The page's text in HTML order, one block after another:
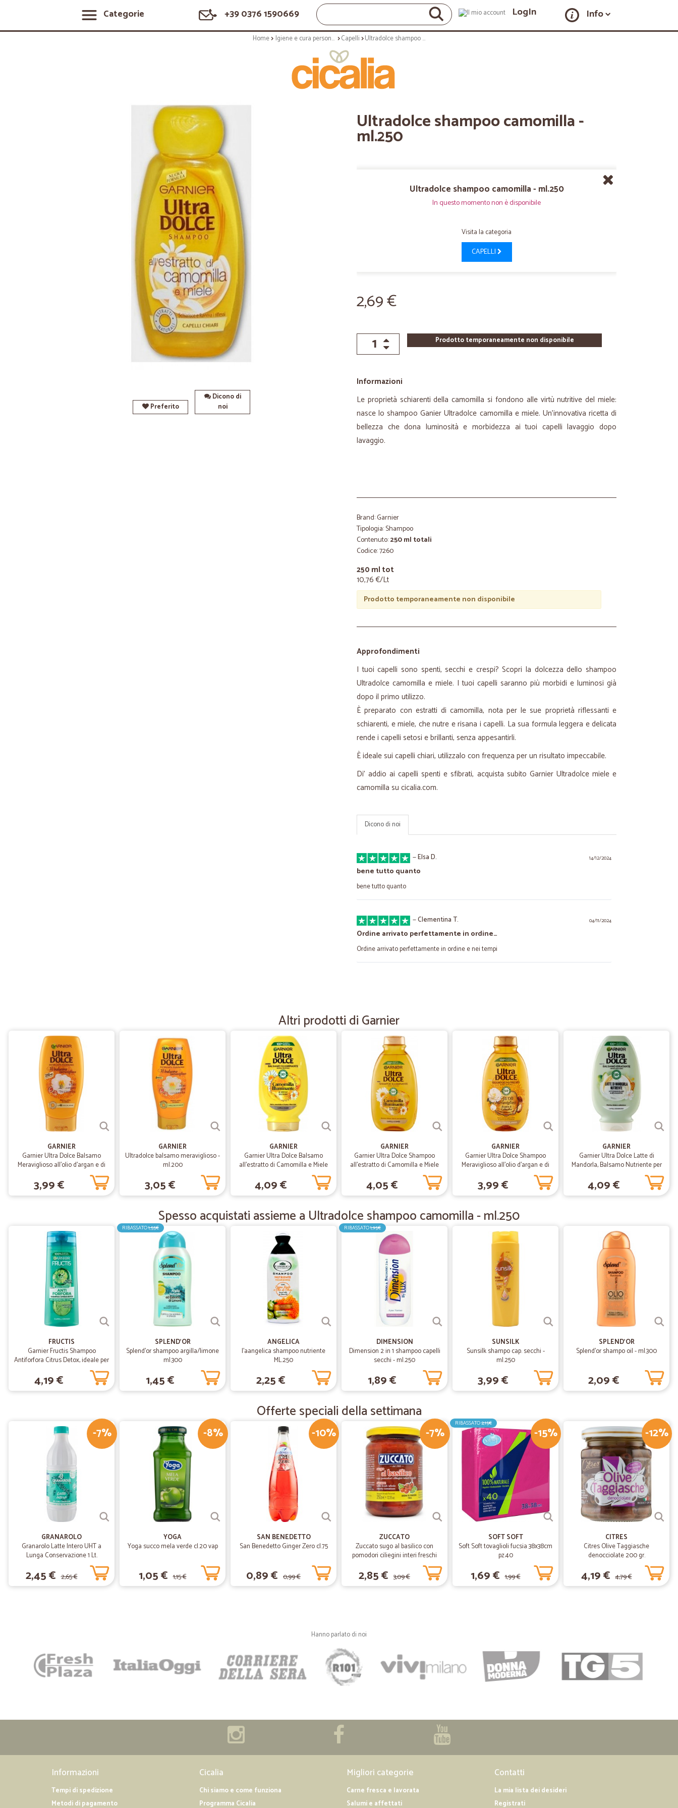
Categorie +39 0376 1590669 LogIn Info
Home Igiene e cura personale Capelli Ultradolce shampoo camomilla - ml.250
Preferito
Dicono di
noi
Ultradolce shampoo camomilla -
ml.250
Ultradolce shampoo camomilla - ml.250
In questo momento non è disponibile
Visita la categoria
CAPELLI
2,69 €
Prodotto temporaneamente non disponibile
Informazioni
Le proprietà schiarenti della camomilla si fondono alle virtù nutritive del miele:
nasce lo shampoo Ganier Ultradolce camomilla e miele. Un’innovativa ricetta di
bellezza che dona luminosità e morbidezza ai tuoi capelli lavaggio dopo
lavaggio.
Brand: Garnier
Tipologia: Shampoo
Contenuto:250 ml totali
Codice: 7260
250 ml tot
10,76 €/Lt
Prodotto temporaneamente non disponibile
Approfondimenti
I tuoi capelli sono spenti, secchi e crespi? Scopri la dolcezza dello shampoo
Ultradolce camomilla e miele. I tuoi capelli saranno più morbidi e luminosi già
dopo il primo utilizzo.
È preparato con estratti di camomilla, nota per le sue proprietà riflessanti e
schiarenti, e miele, che nutre e risana i capelli. La sua formula leggera e delicata
rende i capelli setosi e brillanti, senza appesantirli.
È ideale sui capelli chiari, utilizzalo con frequenza per un risultato impeccabile.
Di’ addio ai capelli spenti e sfibrati, acquista subito Garnier Ultradolce miele e
camomilla su cicalia.com.
Dicono di noi
14/12/2024
—Elsa D.
bene tutto quanto
bene tutto quanto
04/11/2024
—Clementina T.
Ordine arrivato perfettamente in ordine…
Ordine arrivato perfettamente in ordine e nei tempi
qualità prezzo imballaggio al top e anche una gradita sorpresa
22/12/2021
Ottima esperienza
Ottima esperienza. Assortimento, serietà, precisione e prezzi economici
18/06/2021
—
tutto ok
tutto ok , servizio perfetto
Barbara F.
velocissimi
velocissimi , consegnato in un giorno
21/02/2020
⭐⭐⭐⭐⭐
Ottimo,puntualissimi ,non c'è altro da dire...sicuramente rifaro' altri ordini
OTTIMA L'ORGANIZZAZIONE
Ottimo servizio
consegna esattamente nei tempi previsti
27/06/2019
—Antonio O.
servizio
ok servizio velocissimo.
Altri prodotti di Garnier
GARNIER
Garnier Ultra Dolce Balsamo
Meraviglioso all'olio d'argan e di
camelia per capelli secchi, 250 ml
3,99 €
GARNIER
Ultradolce balsamo meraviglioso -
ml.200
3,05 €
GARNIER
Garnier Ultra Dolce Balsamo
all'estratto di Camomilla e Miele
per capelli chiari, 200 ml
4,09 €
GARNIER
Garnier Ultra Dolce Shampoo
all'estratto di Camomilla e Miele
per capelli chiari, 250 ml
4,05 €
GARNIER
Garnier Ultra Dolce Shampoo
Meraviglioso all'olio d'argan e di
camelia per capelli secchi, 250 ml
3,99 €
GARNIER
Garnier Ultra Dolce Latte di
Mandorla, Balsamo Nutriente per
Capelli Normali, 200 ml
4,09 €
Spesso acquistati assieme a Ultradolce shampoo camomilla - ml.250
FRUCTIS
Garnier Fructis Shampoo
Antiforfora Citrus Detox, ideale per
capelli grassi, 250 ml
4,19 €
RIBASSATO1,55€
SPLEND'OR
Splend'or shampoo argilla/limone
ml.300
1,45 €
ANGELICA
l'aangelica shampoo nutriente
ML.250
2,25 €
RIBASSATO1,95€
DIMENSION
Dimension 2 in 1 shampoo capelli
secchi - ml.250
1,89 €
SUNSILK
Sunsilk shampo cap. secchi -
ml.250
3,99 €
SPLEND'OR
Splend'or shampo oil - ml.300
2,09 €
Offerte speciali della settimana
-7%
GRANAROLO
Granarolo Latte Intero UHT a
Lunga Conservazione 1 Lt.
2,45 € 2,65 €
-8%
YOGA
Yoga succo mela verde cl.20 vap
1,05 € 1,15 €
-10%
SAN BENEDETTO
San Benedetto Ginger Zero cl.75
0,89 € 0,99 €
-7%
ZUCCATO
Zuccato sugo al basilico con
pomodori ciliegini interi freschi
2,85 € 3,09 €
-15%
RIBASSATO2,15€
SOFT SOFT
Soft Soft tovaglioli fucsia 38x38cm
pz.40
1,69 € 1,99 €
-12%
CITRES
Citres Olive Taggiasche
denocciolate 200 gr.
4,19 € 4,79 €
Hanno parlato di noi
Informazioni
Tempi di spedizione
Metodi di pagamento
Cicalia
Chi siamo e come funziona
Programma Cicalia
Migliori categorie
Carne fresca e lavorata
Salumi e affettati
Contatti
La mia lista dei desideri
Registrati